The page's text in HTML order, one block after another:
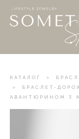
КАТАЛОГ >
>
БРАСЛЕТ-
АВАНТЮРИНОМ 3